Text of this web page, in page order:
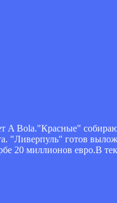
Bola."Красные"
"Ливерпуль" готов
20 миллионов евро.В